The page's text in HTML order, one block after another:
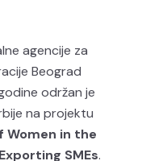
agencije za
Beograd
održan je
na projektu
Women in the
SMEs.